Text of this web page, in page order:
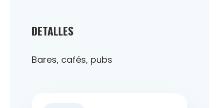
DETALLES
Bares, cafés, pubs